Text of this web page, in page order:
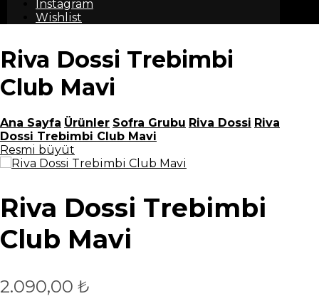
Instagram
Wishlist
Riva Dossi Trebimbi
Club Mavi
Ana Sayfa Ürünler Sofra Grubu Riva Dossi Riva
Dossi Trebimbi Club Mavi
Resmi büyüt
Riva Dossi Trebimbi
Club Mavi
2.090,00 ₺